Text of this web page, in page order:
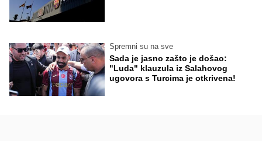
Spremni su na sve
Sada je jasno zašto je došao:
"Luda" klauzula iz Salahovog
ugovora s Turcima je otkrivena!